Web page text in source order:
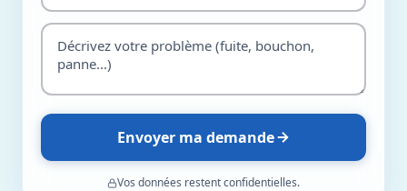
Envoyer ma demande
Vos données restent confidentielles.